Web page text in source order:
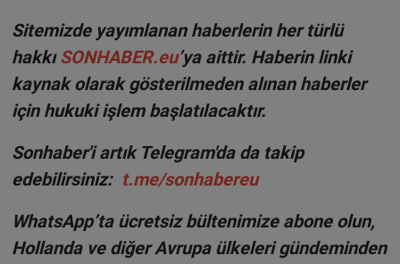
Sitemizde yayımlanan haberlerin her türlü
hakkıSONHABER.eu’ya aittir. Haberin linki
kaynak olarak gösterilmeden alınan haberler
için hukuki işlem başlatılacaktır.
Sonhaber'i artık Telegram'da da takip
edebilirsiniz: t.me/sonhabereu
WhatsApp’ta ücretsiz bültenimize abone olun,
Hollanda ve diğer Avrupa ülkeleri gündeminden